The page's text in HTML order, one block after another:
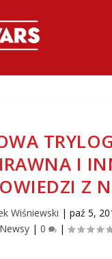
I
Z
Wiśniewski | paź 5,
Newsy| 0 |